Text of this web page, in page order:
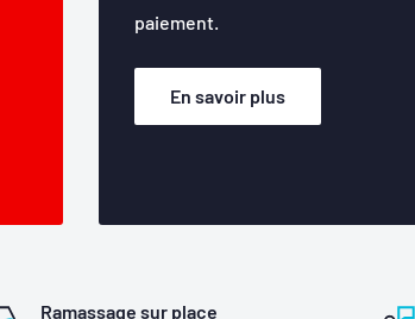
paiement.
En savoir plus
Ramassage sur place